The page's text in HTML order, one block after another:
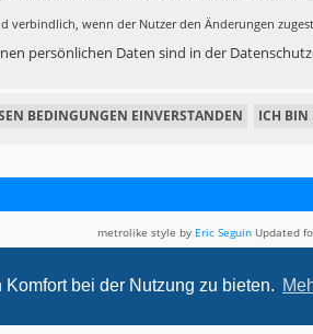
bei der Nutzung zu bieten.
verbindlich, wenn der Nutzer den Änderungen
persönlichen Daten sind in der
metrolike style by Eric Seguin Updated
Powered byphpBB® Forum
Datenschutz|